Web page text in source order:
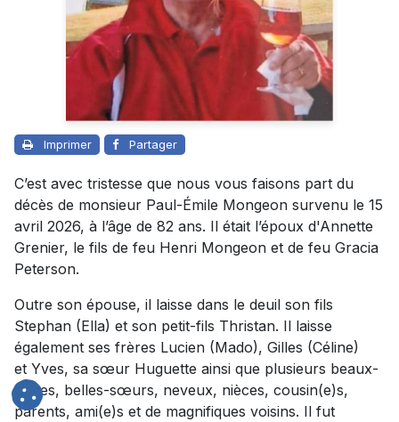
Imprimer Partager
C’est avec tristesse que nous vous faisons part du
décès de monsieur Paul-Émile Mongeon survenu le 15
avril 2026, à l’âge de 82 ans. Il était l’époux d'Annette
Grenier, le fils de feu Henri Mongeon et de feu Gracia
Peterson.
Outre son épouse, il laisse dans le deuil son fils
Stephan (Ella) et son petit-fils Thristan. Il laisse
également ses frères Lucien (Mado), Gilles (Céline)
et Yves, sa sœur Huguette ainsi que plusieurs beaux-
frères, belles-sœurs, neveux, nièces, cousin(e)s,
parents, ami(e)s et de magnifiques voisins. Il fut